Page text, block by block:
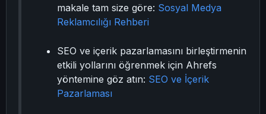
makale tam size göre: Sosyal Medya
Reklamcılığı Rehberi
SEO ve içerik pazarlamasını birleştirmenin
etkili yollarını öğrenmek için Ahrefs
yöntemine göz atın: SEO ve İçerik
Pazarlaması